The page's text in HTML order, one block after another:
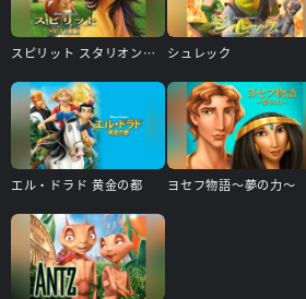
スピリット スタリオン・オブ・ザ・シマロン シュレック
エル・ドラド 黄金の都 ヨセフ物語～夢の力～